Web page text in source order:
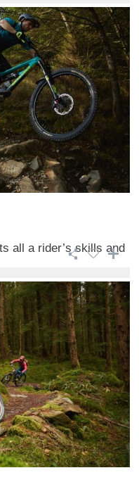
all a rider’s skills and